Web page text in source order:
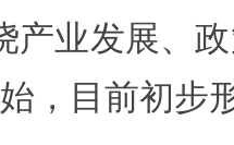
产业发展、
，目前初步